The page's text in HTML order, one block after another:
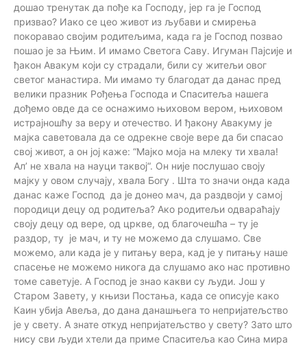
дошао тренутак да пође ка Господу, јер га је Господ
призвао? Иако се цео живот из љубави и смирења
покоравао својим родитељима, када га је Господ позвао
пошао је за Њим. И имамо Светога Саву. Игуман Пајсије и
ђакон Авакум који су страдали, били су житељи овог
светог манастира. Ми имамо ту благодат да данас пред
велики празник Рођења Господа и Спаситеља нашега
дођемо овде да се оснажимо њиховом вером, њиховом
истрајношћу за веру и отечество. И ђакону Авакуму је
мајка саветовала да се одрекне своје вере да би спасао
свој живот, а он јој каже: “Мајко моја на млеку ти хвала!
Ал’ не хвала на науци таквој“. Он није послушао своју
мајку у овом случају, хвала Богу . Шта то значи онда када
данас каже Господ да је донео мач, да раздвоји у самој
породици децу од родитеља? Ако родитељи одвараћају
своју децу од вере, од цркве, од благочешћа – ту је
раздор, ту је мач, и ту не можемо да слушамо. Све
можемо, али када је у питању вера, кад је у питању наше
спасење не можемо никога да слушамо ако нас противно
томе саветује. А Господ је знао какви су људи. Још у
Старом Завету, у књизи Постања, када се описује како
Каин убија Авеља, до дана данашњега то непријатељство
је у свету. А знате откуд непријатељство у свету? Зато што
нису сви људи хтели да приме Спаситеља као Сина мира